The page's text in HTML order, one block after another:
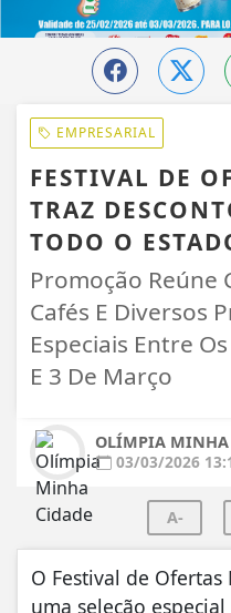
EMPRESARIAL
FESTIVAL DE
TRAZ
TODO O
Promoção Reúne
Cafés E Diversos
Especiais Entre
E 3 De Março
OLÍMPIA MINHA
03/03/2026
A-
O Festival de
uma seleção